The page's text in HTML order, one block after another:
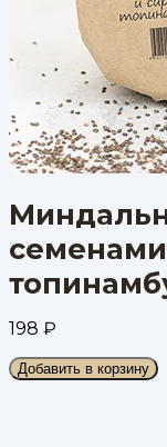
198 ₽
Добавить в корзину